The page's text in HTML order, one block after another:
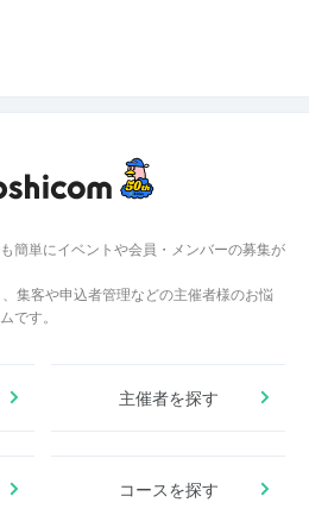
簡単にイベントや会員・メンバーの募集が
集客や申込者管理などの主催者様のお悩
です。
主催者を探す
コースを探す